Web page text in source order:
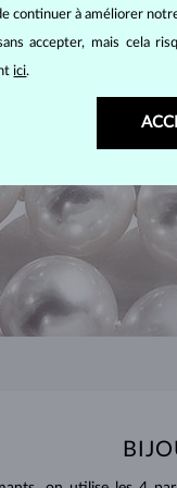
peau. N’hésitez pas à
et ne pas les porter
continuer à améliorer
accepter, mais cela
ici.